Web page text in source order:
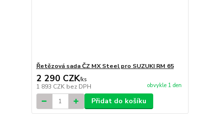
Řetězová sada ČZ MX Steel pro SUZUKI RM 65
2 290 CZK/ks
1 893 CZK bez DPH obvykle 1 den
Přidat do košíku